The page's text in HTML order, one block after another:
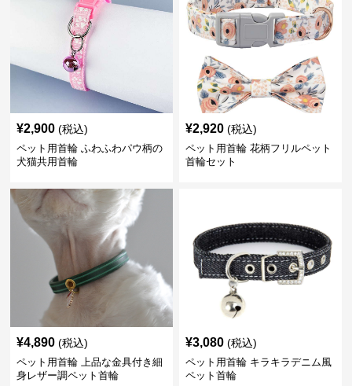
¥2,900 (税込)
ペット用首輪 ふわふわパウ柄の
犬猫共用首輪
¥2,920 (税込)
ペット用首輪 花柄フリルペット
首輪セット
¥4,890 (税込)
ペット用首輪 上品な金具付き細
身レザー調ペット首輪
¥3,080 (税込)
ペット用首輪 キラキラデニム風
ペット首輪